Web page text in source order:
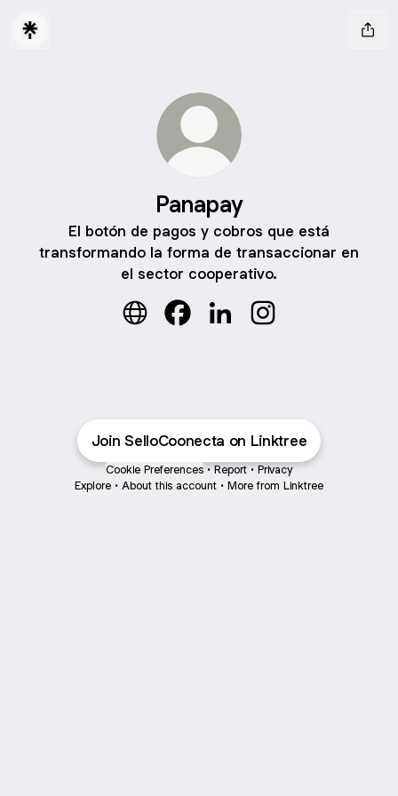
Panapay
El botón de pagos y cobros que está
transformando la forma de transaccionar en
el sector cooperativo.
Join SelloCoonecta on Linktree
Cookie Preferences • Report • Privacy
Explore • About this account • More from Linktree